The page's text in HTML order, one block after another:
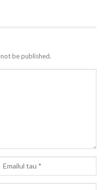
be published.